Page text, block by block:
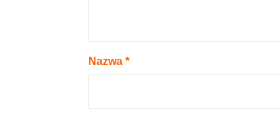
Nazwa *